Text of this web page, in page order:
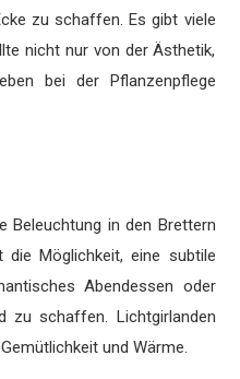
zu schaffen. Es gibt viele
nicht nur von der Ästhetik,
bei der Pflanzenpflege
Beleuchtung in den Brettern
die Möglichkeit, eine subtile
Abendessen oder
zu schaffen. Lichtgirlanden
und Wärme.